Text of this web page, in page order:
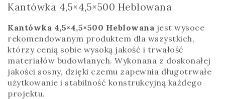
Kantówka 4,5×4,5×500 Heblowana
Kantówka 4,5×4,5×500 Heblowana jest wysoce
rekomendowanym produktem dla wszystkich,
którzy cenią sobie wysoką jakość i trwałość
materiałów budowlanych. Wykonana z doskonałej
jakości sosny, dzięki czemu zapewnia długotrwałe
użytkowanie i stabilność konstrukcyjną każdego
projektu.